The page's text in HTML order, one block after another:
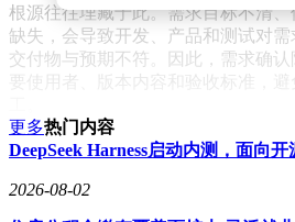
根源往往埋藏于此。需求目标不清
缺失，会导致开发、产品和测试对
交付物与预期不符。因此，需求确
要使用者、版本内容和验收标准，
方案设计阶段常被低估，许多团队将
返工成本高昂。一个合格的方案设计
现和协作接口三层内容，重点识别高
更多热门内容
DeepSeek Harness启动内测，面向
2026-08-02